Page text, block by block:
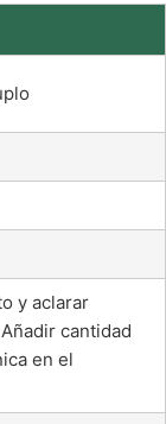
y aclarar
cantidad
en el